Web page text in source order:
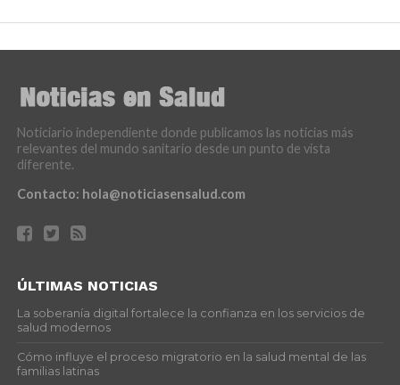
Noticiario independiente donde publicamos las noticias más
relevantes del mundo sanitario desde un punto de vista
diferente.
Contacto: hola@noticiasensalud.com
ÚLTIMAS NOTICIAS
La soberanía digital fortalece la confianza en los servicios de
salud modernos
Cómo influye el proceso migratorio en la salud mental de las
familias latinas